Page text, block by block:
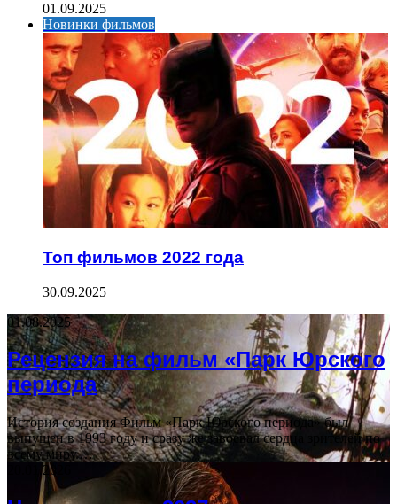
01.09.2025
Новинки фильмов
Топ фильмов 2022 года
30.09.2025
01.08.2025
Рецензия на фильм «Парк Юрского
периода
История создания Фильм «Парк Юрского периода» был
выпущен в 1993 году и сразу же завоевал сердца зрителей по
всему миру.…
20.01.2026